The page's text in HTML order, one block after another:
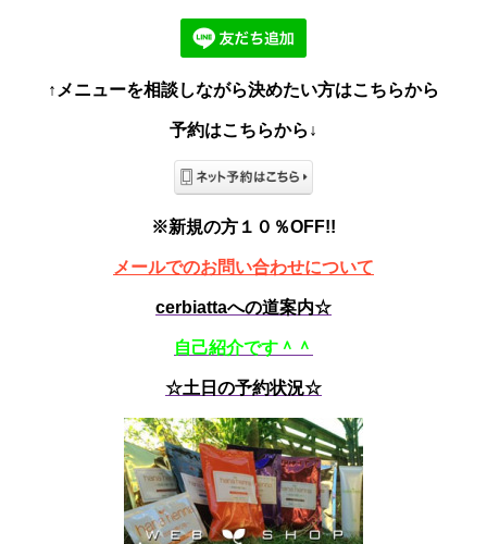
↑メニューを相談しながら決めたい方はこちらから
予約はこちらから↓
※新規の方１０％OFF!!
メールでのお問い合わせについて
cerbiattaへの道案内☆
自己紹介です＾＾
☆土日の予約状況☆